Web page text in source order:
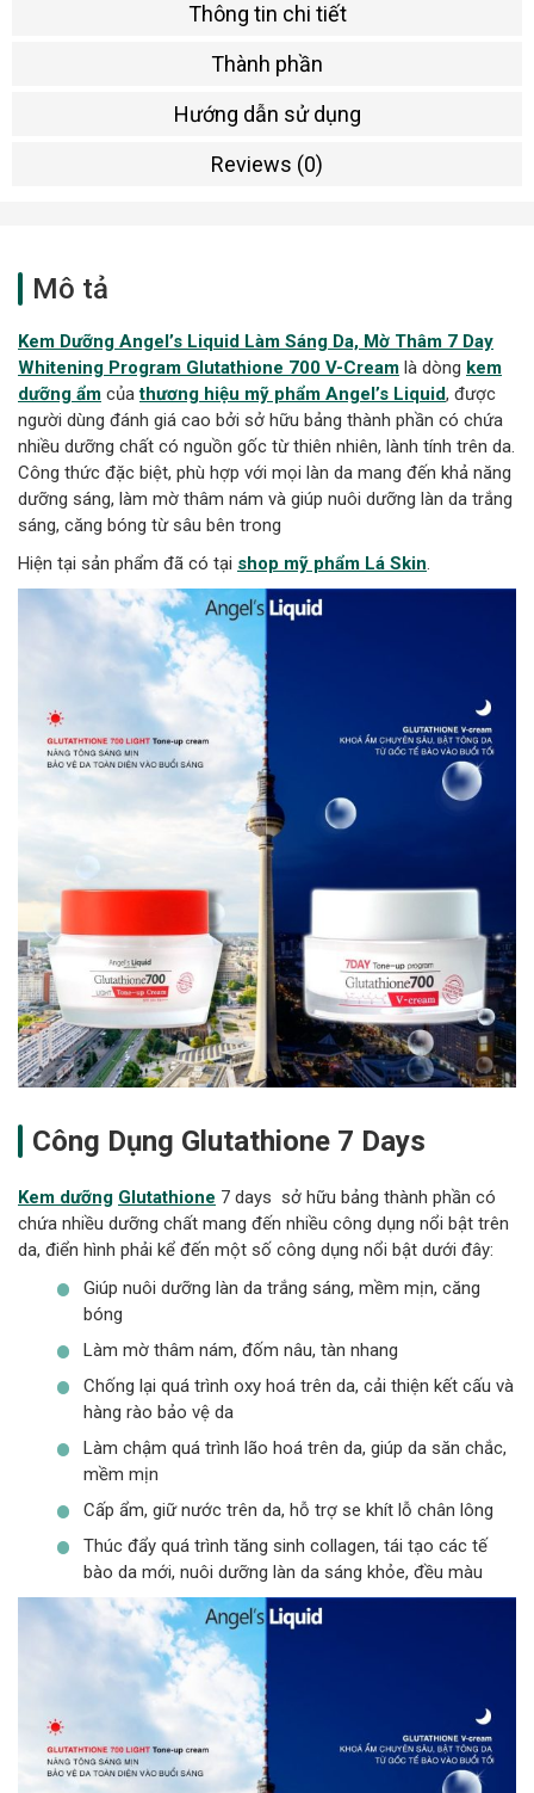
Thông tin chi tiết
Thành phần
Hướng dẫn sử dụng
Reviews (0)
Mô tả
Kem Dưỡng Angel’s Liquid Làm Sáng Da, Mờ Thâm 7 Day
Whitening Program Glutathione 700 V-Cream là dòng kem
dưỡng ẩm củathương hiệu mỹ phẩm Angel’s Liquid, được
người dùng đánh giá cao bởi sở hữu bảng thành phần có chứa
nhiều dưỡng chất có nguồn gốc từ thiên nhiên, lành tính trên da.
Công thức đặc biệt, phù hợp với mọi làn da mang đến khả năng
dưỡng sáng, làm mờ thâm nám và giúp nuôi dưỡng làn da trắng
sáng, căng bóng từ sâu bên trong
Hiện tại sản phẩm đã có tại shop mỹ phẩm Lá Skin.
Công Dụng Glutathione 7 Days
Kem dưỡng Glutathione 7 days sở hữu bảng thành phần có
chứa nhiều dưỡng chất mang đến nhiều công dụng nổi bật trên
da, điển hình phải kể đến một số công dụng nổi bật dưới đây:
Giúp nuôi dưỡng làn da trắng sáng, mềm mịn, căng
bóng
Làm mờ thâm nám, đốm nâu, tàn nhang
Chống lại quá trình oxy hoá trên da, cải thiện kết cấu và
hàng rào bảo vệ da
Làm chậm quá trình lão hoá trên da, giúp da săn chắc,
mềm mịn
Cấp ẩm, giữ nước trên da, hỗ trợ se khít lỗ chân lông
Thúc đẩy quá trình tăng sinh collagen, tái tạo các tế
bào da mới, nuôi dưỡng làn da sáng khỏe, đều màu